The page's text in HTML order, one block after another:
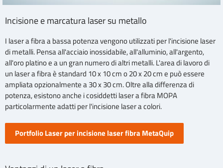
Incisione e marcatura laser su metallo
I laser a fibra a bassa potenza vengono utilizzati per l'incisione laser
di metalli. Pensa all'acciaio inossidabile, all'alluminio, all'argento,
all'oro platino e a un gran numero di altri metalli. L'area di lavoro di
un laser a fibra è standard 10 x 10 cm o 20 x 20 cm e può essere
ampliata opzionalmente a 30 x 30 cm. Oltre alla differenza di
potenza, esistono anche i cosiddetti laser a fibra MOPA
particolarmente adatti per l'incisione laser a colori.
Portfolio Laser per incisione laser fibra MetaQuip